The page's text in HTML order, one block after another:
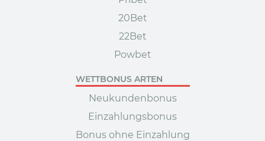
20Bet
22Bet
Powbet
WETTBONUS ARTEN
Neukundenbonus
Einzahlungsbonus
Bonus ohne Einzahlung